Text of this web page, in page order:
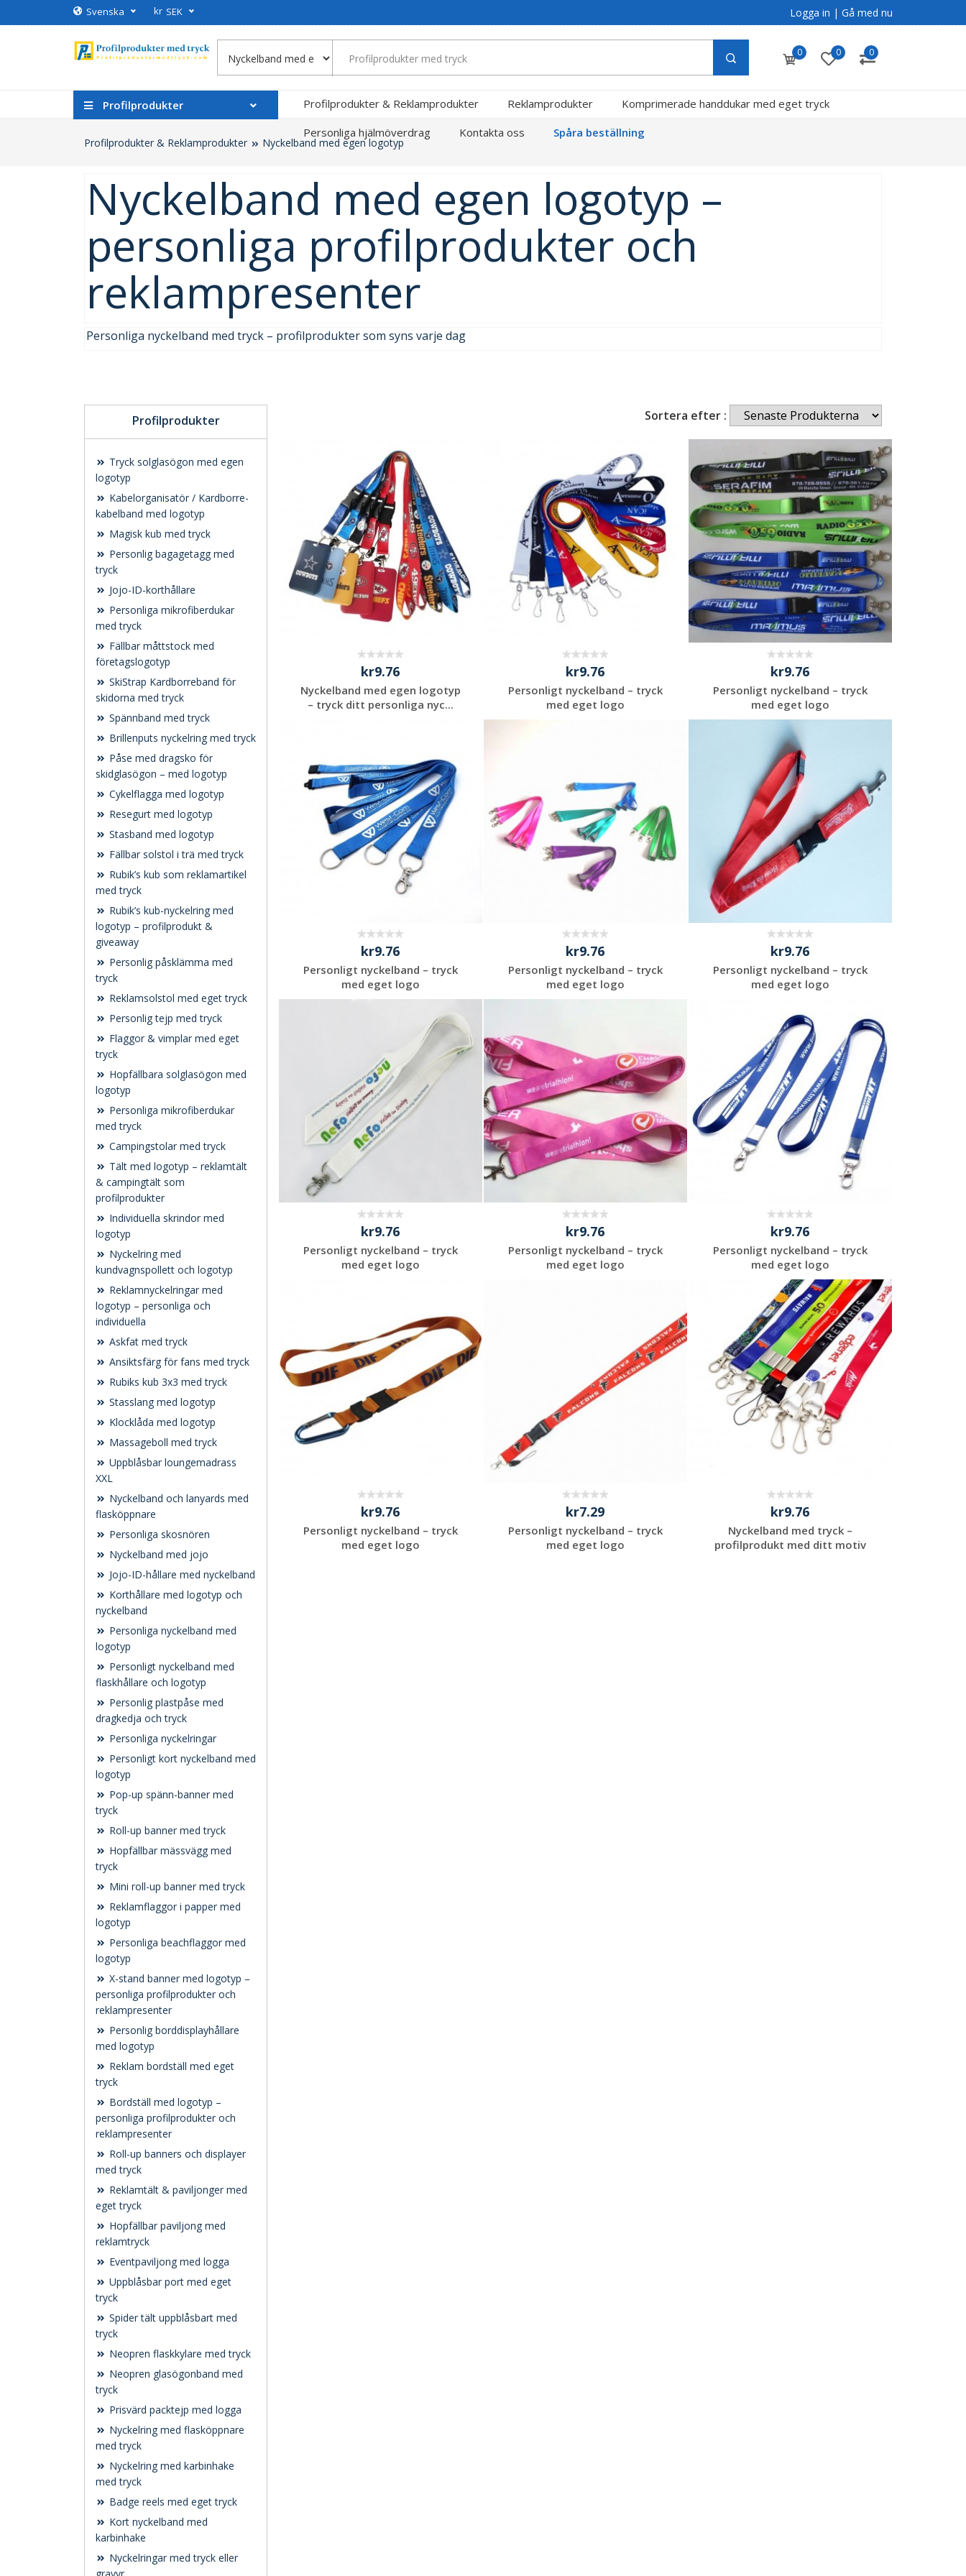
Svenska kr SEK Logga in | Gå med nu
0 0 0
Profilprodukter Profilprodukter & Reklamprodukter Reklamprodukter
Komprimerade handdukar med eget tryck
Personliga hjälmöverdrag
Kontakta oss Spåra beställning
Profilprodukter & Reklamprodukter Nyckelband med egen logotyp
Nyckelband med egen logotyp –
personliga profilprodukter och
reklampresenter
Personliga nyckelband med tryck – profilprodukter som syns varje dag
Profilprodukter
Tryck solglasögon med egen
logotyp
Kabelorganisatör / Kardborre-
kabelband med logotyp
Magisk kub med tryck
Personlig bagagetagg med
tryck
Jojo-ID-korthållare
Personliga mikrofiberdukar
med tryck
Fällbar måttstock med
företagslogotyp
SkiStrap Kardborreband för
skidorna med tryck
Spännband med tryck
Brillenputs nyckelring med tryck
Påse med dragsko för
skidglasögon – med logotyp
Cykelflagga med logotyp
Resegurt med logotyp
Stasband med logotyp
Fällbar solstol i trä med tryck
Rubik’s kub som reklamartikel
med tryck
Rubik’s kub-nyckelring med
logotyp – profilprodukt &
giveaway
Personlig påsklämma med
tryck
Reklamsolstol med eget tryck
Personlig tejp med tryck
Flaggor & vimplar med eget
tryck
Hopfällbara solglasögon med
logotyp
Personliga mikrofiberdukar
med tryck
Campingstolar med tryck
Tält med logotyp – reklamtält
& campingtält som
profilprodukter
Individuella skrindor med
logotyp
Nyckelring med
kundvagnspollett och logotyp
Reklamnyckelringar med
logotyp – personliga och
individuella
Askfat med tryck
Ansiktsfärg för fans med tryck
Rubiks kub 3x3 med tryck
Stasslang med logotyp
Klocklåda med logotyp
Massageboll med tryck
Uppblåsbar loungemadrass
XXL
Nyckelband och lanyards med
flasköppnare
Personliga skosnören
Nyckelband med jojo
Jojo-ID-hållare med nyckelband
Korthållare med logotyp och
nyckelband
Personliga nyckelband med
logotyp
Personligt nyckelband med
flaskhållare och logotyp
Personlig plastpåse med
dragkedja och tryck
Personliga nyckelringar
Personligt kort nyckelband med
logotyp
Pop-up spänn-banner med
tryck
Roll-up banner med tryck
Hopfällbar mässvägg med
tryck
Mini roll-up banner med tryck
Reklamflaggor i papper med
logotyp
Personliga beachflaggor med
logotyp
X-stand banner med logotyp –
personliga profilprodukter och
reklampresenter
Personlig borddisplayhållare
med logotyp
Reklam bordställ med eget
tryck
Bordställ med logotyp –
personliga profilprodukter och
reklampresenter
Roll-up banners och displayer
med tryck
Reklamtält & paviljonger med
eget tryck
Hopfällbar paviljong med
reklamtryck
Eventpaviljong med logga
Uppblåsbar port med eget
tryck
Spider tält uppblåsbart med
tryck
Neopren flaskkylare med tryck
Neopren glasögonband med
tryck
Prisvärd packtejp med logga
Nyckelring med flasköppnare
med tryck
Nyckelring med karbinhake
med tryck
Badge reels med eget tryck
Kort nyckelband med
karbinhake
Nyckelringar med tryck eller
Sortera efter :
kr9.76
Nyckelband med egen logotyp
– tryck ditt personliga nyc...
kr9.76
Personligt nyckelband – tryck
med eget logo
kr9.76
Personligt nyckelband – tryck
med eget logo
Begär en
kostnadsfri offert
kr9.76
Personligt nyckelband – tryck
med eget logo
kr9.76
Personligt nyckelband – tryck
med eget logo
kr9.76
Personligt nyckelband – tryck
med eget logo
Begär en
kostnadsfri offert
kr9.76
Personligt nyckelband – tryck
med eget logo
kr9.76
Personligt nyckelband – tryck
med eget logo
kr9.76
Personligt nyckelband – tryck
med eget logo
Begär en
kostnadsfri offert
kr9.76
Personligt nyckelband – tryck
med eget logo
kr7.29
Personligt nyckelband – tryck
med eget logo
kr9.76
Nyckelband med tryck –
profilprodukt med ditt motiv